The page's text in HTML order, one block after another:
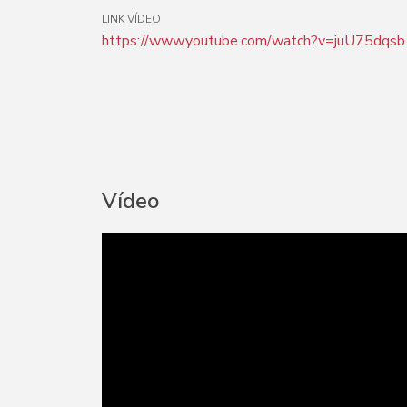
LINK VÍDEO
https://www.youtube.com/
Vídeo